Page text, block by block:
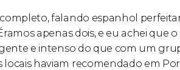
falando espanhol
apenas dois, e eu achei que
e intenso do que com um
haviam recomendado em